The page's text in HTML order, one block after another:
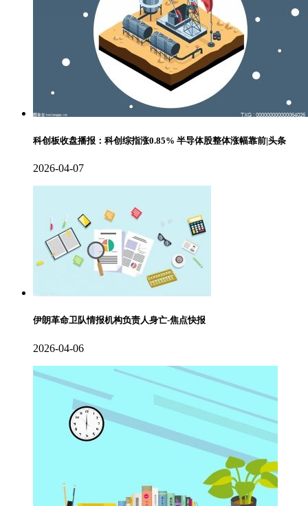
科创板收盘播报：科创综指涨0.85% 半导体股整体涨幅靠前|头条
2026-04-07
伊朗革命卫队情报机构负责人身亡-焦点快报
2026-04-06